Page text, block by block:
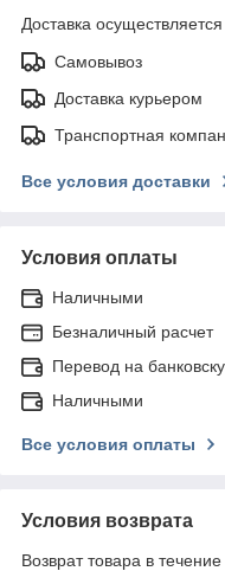
Доставка
Самовывоз
Доставка курьером
Транспортная
Все условия доставки
Условия оплаты
Наличными
Безналичный расчет
Перевод на
Наличными
Все условия оплаты
Условия возврата
Возврат товара в